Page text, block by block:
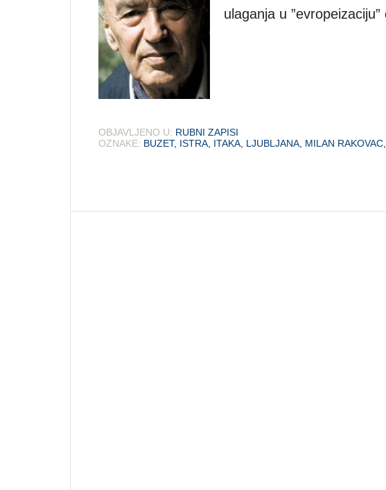
ulaganja u
OBJAVLJENO U: RUBNI ZAPISI
OZNAKE: BUZET, ISTRA ITAKA LJUBLJANA MILAN RAKOVAC